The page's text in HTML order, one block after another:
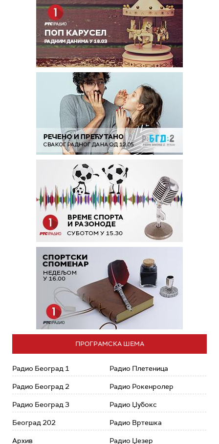
ПРОГРАМСКА ШЕМА
Радио Београд 1
Радио Београд 2
Радио Београд 3
Београд 202
Архив
Радио Плетеница
Радио Рокенролер
Радио Џубокс
Радио Вртешка
Радио Џезер